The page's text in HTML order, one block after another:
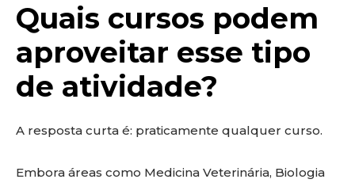
Quais cursos podem
aproveitar esse tipo
de atividade?
A resposta curta é: praticamente qualquer curso.
Embora áreas como Medicina Veterinária, Biologia